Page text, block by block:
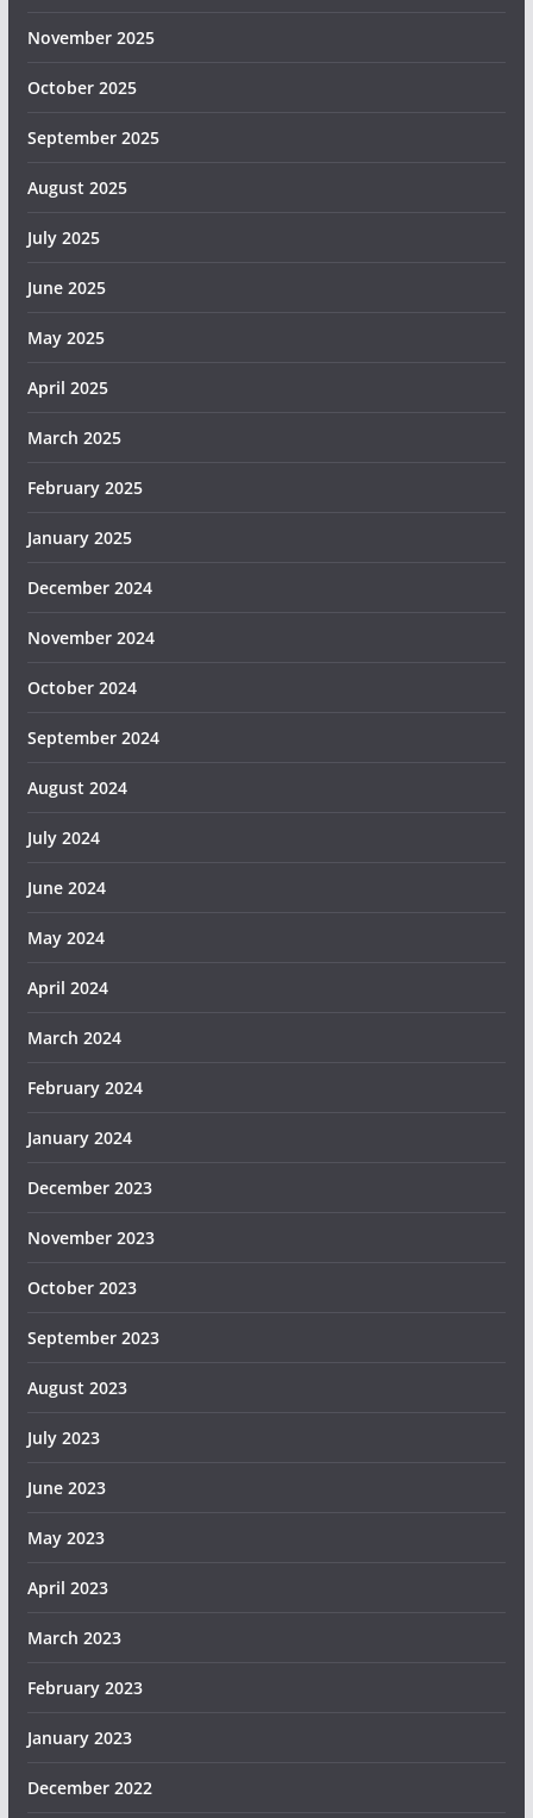
November 2025
October 2025
September 2025
August 2025
July 2025
June 2025
May 2025
April 2025
March 2025
February 2025
January 2025
December 2024
November 2024
October 2024
September 2024
August 2024
July 2024
June 2024
May 2024
April 2024
March 2024
February 2024
January 2024
December 2023
November 2023
October 2023
September 2023
August 2023
July 2023
June 2023
May 2023
April 2023
March 2023
February 2023
January 2023
December 2022